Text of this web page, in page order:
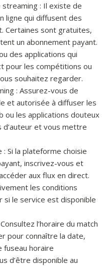
: Il existe de
ligne qui diffusent des
Certaines sont gratuites,
un abonnement payant.
des applications qui
pour les compétitions ou
souhaitez regarder.
: Assurez-vous de
et autorisée à diffuser les
ou les applications douteux
et vous mettre
Si la plateforme choisie
inscrivez-vous et
aux flux en direct.
les conditions
si le service est disponible
l’horaire du match
pour connaître la date,
fuseau horaire
d’être disponible au